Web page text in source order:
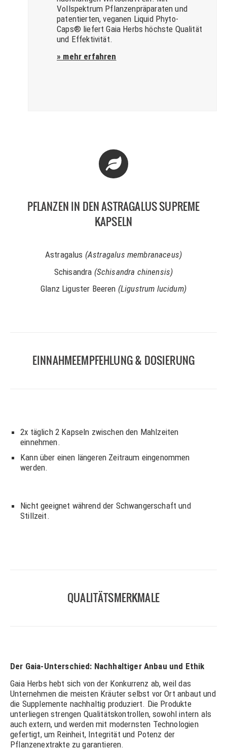
Vollspektrum Pflanzenpräparaten und
patentierten, veganen Liquid Phyto-
Caps® liefert Gaia Herbs höchste Qualität
und Effektivität.
» mehr erfahren
PFLANZEN IN DEN ASTRAGALUS SUPREME
KAPSELN
Astragalus (Astragalus membranaceus)
Schisandra (Schisandra chinensis)
Glanz Liguster Beeren (Ligustrum lucidum)
EINNAHMEEMPFEHLUNG & DOSIERUNG
2x täglich 2 Kapseln zwischen den Mahlzeiten
einnehmen.
Kann über einen längeren Zeitraum eingenommen
werden.
Nicht geeignet während der Schwangerschaft und
Stillzeit.
QUALITÄTSMERKMALE
Der Gaia-Unterschied: Nachhaltiger Anbau und Ethik
Gaia Herbs hebt sich von der Konkurrenz ab, weil das
Unternehmen die meisten Kräuter selbst vor Ort anbaut und
die Supplemente nachhaltig produziert. Die Produkte
unterliegen strengen Qualitätskontrollen, sowohl intern als
auch extern, und werden mit modernsten Technologien
gefertigt, um Reinheit, Integrität und Potenz der
Pflanzenextrakte zu garantieren.